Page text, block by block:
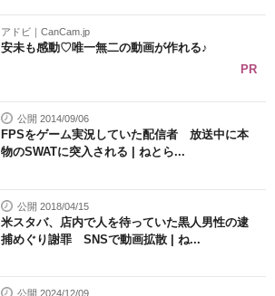
アドビ｜CanCam.jp
安未も感動♡唯一無二の動画が作れる♪
PR
公開 2014/09/06
FPSをゲーム実況していた配信者 放送中に本
物のSWATに突入される | ねとら...
公開 2018/04/15
米スタバ、店内で人を待っていた黒人男性の逮
捕めぐり謝罪 SNSで動画拡散 | ね...
公開 2024/12/09